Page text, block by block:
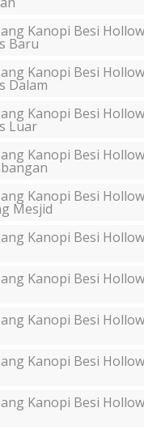
Kanopi Besi Hollow
Baru
Kanopi Besi Hollow
Dalam
Kanopi Besi Hollow
Luar
Kanopi Besi Hollow
Kanopi Besi Hollow
Mesjid
Kanopi Besi
Kanopi Besi
Kanopi Besi
Kanopi Besi
Kanopi Besi